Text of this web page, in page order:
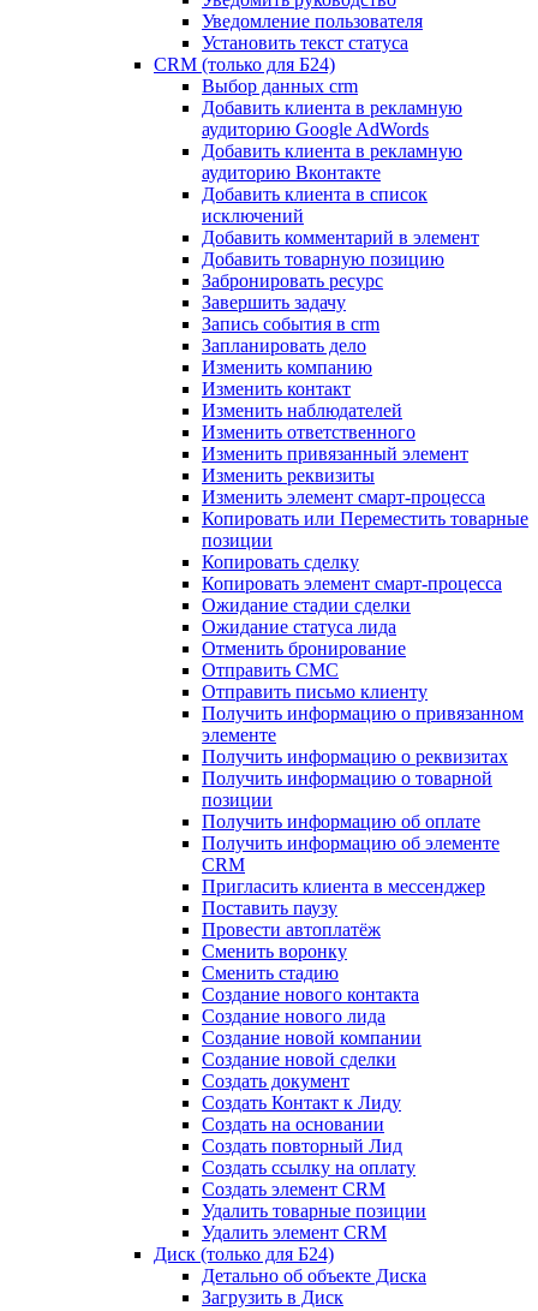
Уведомление пользователя
Установить текст статуса
CRM (только для Б24)
Выбор данных crm
Добавить клиента в рекламную
аудиторию Google AdWords
Добавить клиента в рекламную
аудиторию Вконтакте
Добавить клиента в список
исключений
Добавить комментарий в элемент
Добавить товарную позицию
Забронировать ресурс
Завершить задачу
Запись события в crm
Запланировать дело
Изменить компанию
Изменить контакт
Изменить наблюдателей
Изменить ответственного
Изменить привязанный элемент
Изменить реквизиты
Изменить элемент смарт-процесса
Копировать или Переместить товарные
позиции
Копировать сделку
Копировать элемент смарт-процесса
Ожидание стадии сделки
Ожидание статуса лида
Отменить бронирование
Отправить СМС
Отправить письмо клиенту
Получить информацию о привязанном
элементе
Получить информацию о реквизитах
Получить информацию о товарной
позиции
Получить информацию об оплате
Получить информацию об элементе
CRM
Пригласить клиента в мессенджер
Поставить паузу
Провести автоплатёж
Сменить воронку
Сменить стадию
Создание нового контакта
Создание нового лида
Создание новой компании
Создание новой сделки
Создать документ
Создать Контакт к Лиду
Создать на основании
Создать повторный Лид
Создать ссылку на оплату
Создать элемент CRM
Удалить товарные позиции
Удалить элемент CRM
Диск (только для Б24)
Детально об объекте Диска
Загрузить в Диск